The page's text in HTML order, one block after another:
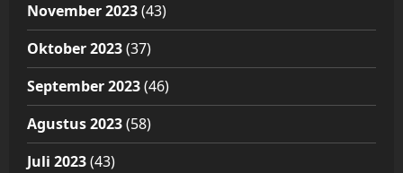
November 2023(43)
Oktober 2023(37)
September 2023(46)
Agustus 2023(58)
Juli 2023(43)